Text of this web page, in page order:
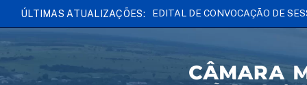
ÚLTIMAS ATUALIZAÇÕES: